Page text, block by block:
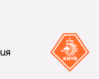
Бранителят
"лалетата", в